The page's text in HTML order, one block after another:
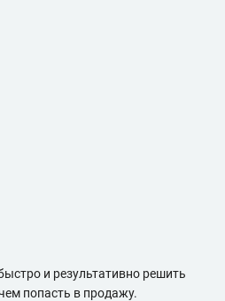
и результативно решить
попасть в продажу.